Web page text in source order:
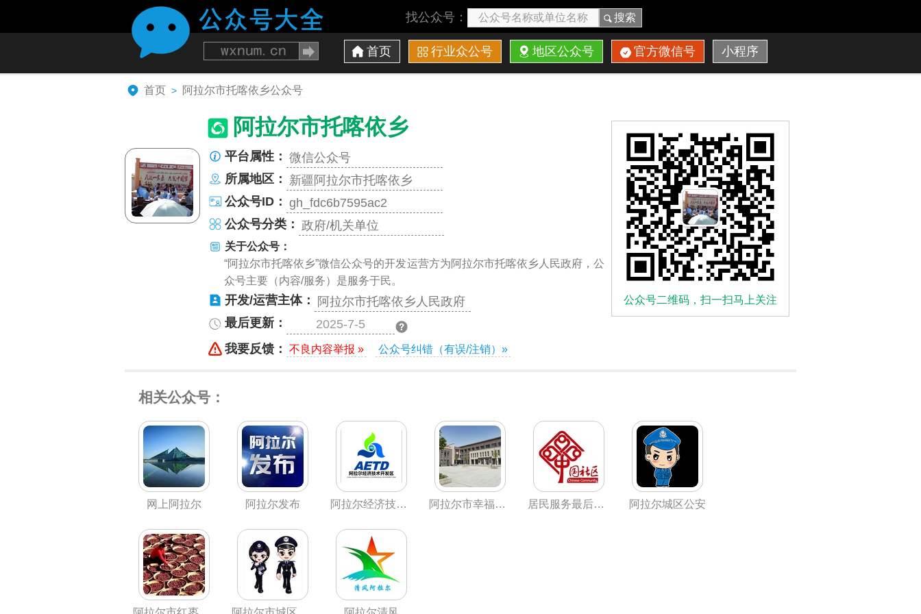
找公众号： 搜索
首页 行业众公号 地区公众号 官方微信号 小程序
首页 > 阿拉尔市托喀依乡公众号
阿拉尔市托喀依乡
平台属性： 微信公众号
所属地区： 新疆阿拉尔市托喀依乡
公众号ID： gh_fdc6b7595ac2
公众号分类： 政府/机关单位
关于公众号：
“阿拉尔市托喀依乡”微信公众号的开发运营方为阿拉尔市托喀依乡人民政府，公
众号主要（内容/服务）是服务于民。
开发/运营主体：
阿拉尔市托喀依乡人民政府
最后更新：
2025-7-5
我要反馈：
不良内容举报 » 公众号纠错（有误/注销）»
公众号二维码，扫一扫马上关注
相关公众号：
网上阿拉尔 阿拉尔发布 阿拉尔经济技术开发区 阿拉尔市幸福路街道办事处 居民服务最后一公里 阿拉尔城区公安